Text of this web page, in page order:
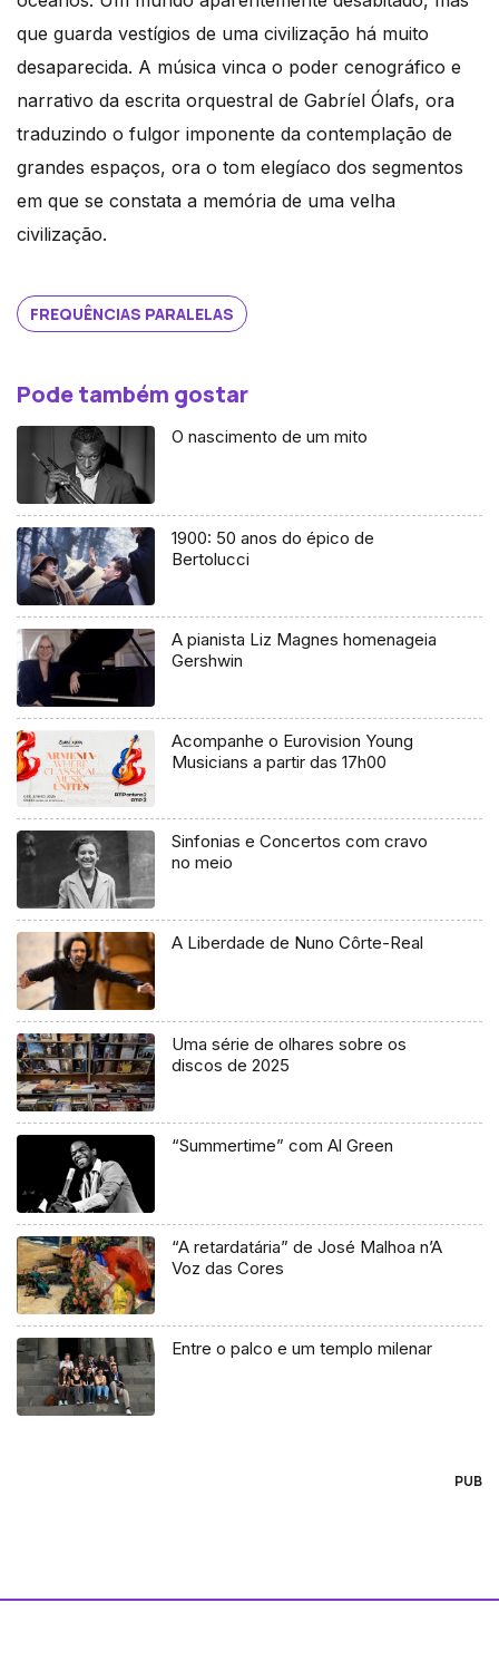
que guarda vestígios de uma civilização há muito
desaparecida. A música vinca o poder cenográfico e
narrativo da escrita orquestral de Gabríel Ólafs, ora
traduzindo o fulgor imponente da contemplação de
grandes espaços, ora o tom elegíaco dos segmentos
em que se constata a memória de uma velha
civilização.
FREQUÊNCIAS PARALELAS
Pode também gostar
O nascimento de um mito
1900: 50 anos do épico de
Bertolucci
A pianista Liz Magnes homenageia
Gershwin
Acompanhe o Eurovision Young
Musicians a partir das 17h00
Sinfonias e Concertos com cravo
no meio
A Liberdade de Nuno Côrte-Real
Uma série de olhares sobre os
discos de 2025
“Summertime” com Al Green
“A retardatária” de José Malhoa n’A
Voz das Cores
Entre o palco e um templo milenar
PUB